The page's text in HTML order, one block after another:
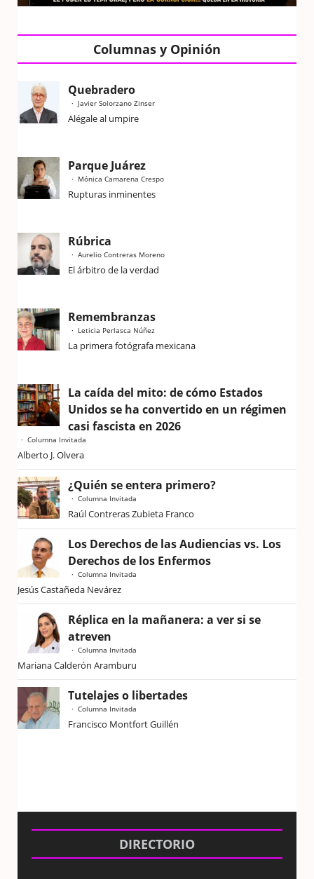
Columnas y Opinión
Quebradero
Javier Solorzano Zinser
Alégale al umpire
Parque Juárez
Mónica Camarena Crespo
Rupturas inminentes
Rúbrica
Aurelio Contreras Moreno
El árbitro de la verdad
Remembranzas
Leticia Perlasca Núñez
La primera fotógrafa mexicana
La caída del mito: de cómo Estados
Unidos se ha convertido en un régimen
casi fascista en 2026
Columna Invitada
Alberto J. Olvera
¿Quién se entera primero?
Columna Invitada
Raúl Contreras Zubieta Franco
Los Derechos de las Audiencias vs. Los
Derechos de los Enfermos
Columna Invitada
Jesús Castañeda Nevárez
Réplica en la mañanera: a ver si se
atreven
Columna Invitada
Mariana Calderón Aramburu
Tutelajes o libertades
Columna Invitada
Francisco Montfort Guillén
DIRECTORIO